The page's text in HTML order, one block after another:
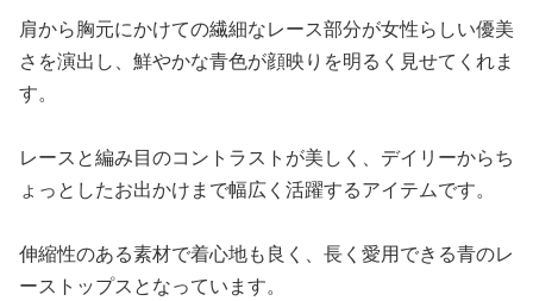
肩から胸元にかけての繊細なレース部分が女性らしい優美
さを演出し、鮮やかな青色が顔映りを明るく見せてくれま
す。
レースと編み目のコントラストが美しく、デイリーからち
ょっとしたお出かけまで幅広く活躍するアイテムです。
伸縮性のある素材で着心地も良く、長く愛用できる青のレ
ーストップスとなっています。